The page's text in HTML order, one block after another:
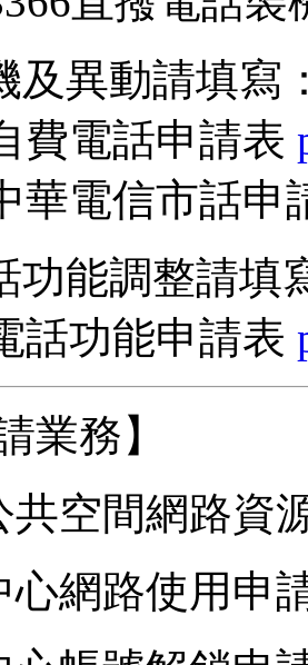
異動請填寫
電話申請表
信市話申
能調整請填
功能申請表
業務】
共空間網路資
心網路使用申